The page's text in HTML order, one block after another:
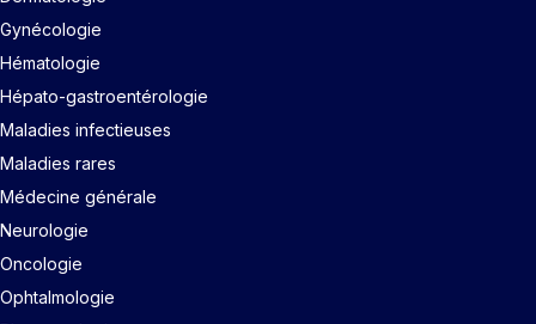
Gynécologie
Hématologie
Hépato-gastroentérologie
Maladies infectieuses
Maladies rares
Médecine générale
Neurologie
Oncologie
Ophtalmologie